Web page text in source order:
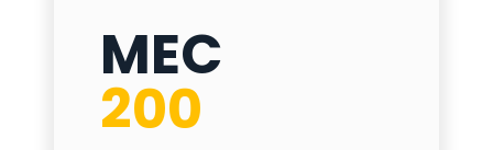
MEC
200
MEC 200